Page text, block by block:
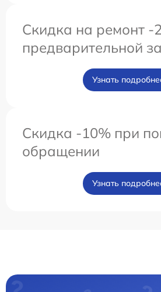
Скидка на ремонт -
предварительной
Узнать
Скидка -10% при
обращении
Узнать